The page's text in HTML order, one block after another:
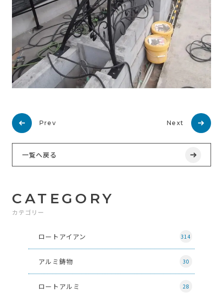
Prev Next
一覧へ戻る
CATEGORY
カテゴリー
ロートアイアン 314
アルミ鋳物 30
ロートアルミ 28